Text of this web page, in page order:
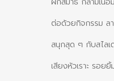
ต่อด้วยกิจกรรม ล
สนุกสุด ๆ กับสไล
เสียงหัวเราะ รอย